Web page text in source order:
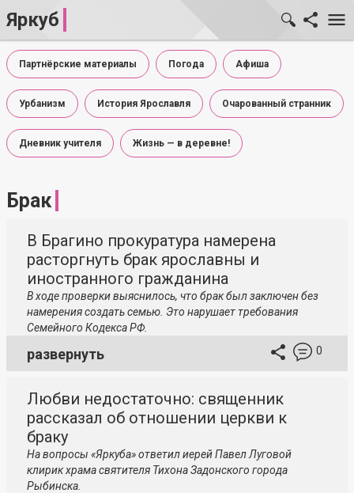
Яркуб
Партнёрские материалы Погода Афиша
Урбанизм История Ярославля Очарованный странник
Дневник учителя Жизнь — в деревне!
Брак
В Брагино прокуратура намерена
расторгнуть брак ярославны и
иностранного гражданина
В ходе проверки выяснилось, что брак был заключен без
намерения создать семью. Это нарушает требования
Семейного Кодекса РФ.
развернуть 0
Любви недостаточно: священник
рассказал об отношении церкви к
браку
На вопросы «Яркуба» ответил иерей Павел Луговой
клирик храма святителя Тихона Задонского города
Рыбинска.